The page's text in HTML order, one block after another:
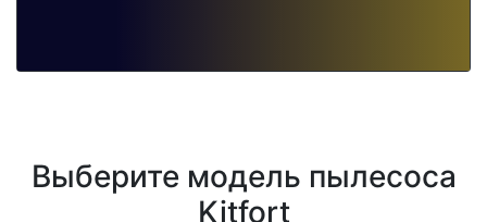
Выберите модель пылесоса
Kitfort